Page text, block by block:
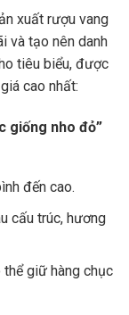
xuất rượu vang
và tạo nên danh
tiêu biểu, được
cao nhất:
giống nho đỏ”
đến cao.
cấu trúc, hương
thể giữ hàng chục